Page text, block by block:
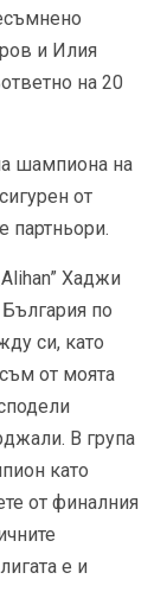
и Илия
на 20
шампиона на
от
партньори.
Хаджи
по
си, като
от моята
В група
като
от финалния
е и